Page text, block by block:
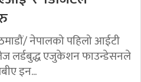
नेपालको पहिलो आईटी
लर्डबुद्ध एजुकेशन फाउन्डेसनले
इन...